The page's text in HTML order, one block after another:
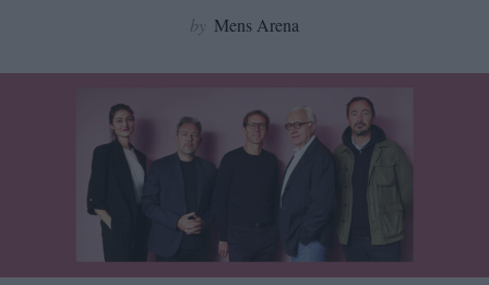
by Mens Arena